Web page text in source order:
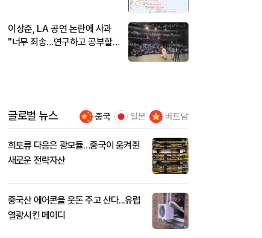
이상준, LA 공연 논란에 사과
"너무 죄송…연구하고 공부할
글로벌 뉴스 중국 일본 베트남
희토류 다음은 광모듈…중국이 움켜쥔
새로운 전략자산
중국산 에어콘을 웃돈 주고 산다...유럽
열광시킨 메이디